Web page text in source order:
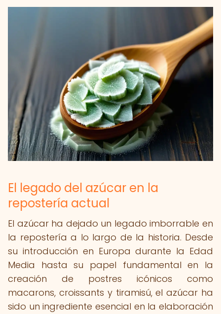
El legado del azúcar en la
repostería actual
El azúcar ha dejado un legado imborrable en
la repostería a lo largo de la historia. Desde
su introducción en Europa durante la Edad
Media hasta su papel fundamental en la
creación de postres icónicos como
macarons, croissants y tiramisú, el azúcar ha
sido un ingrediente esencial en la elaboración